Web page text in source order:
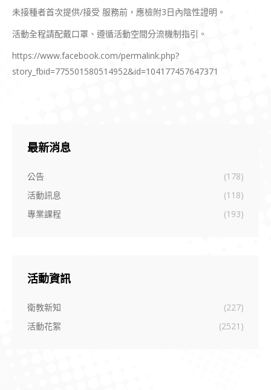
未接種者首次提供/接受 服務前，應檢附3日內陰性證明。
活動全程請配戴口罩、遵循活動空間分流機制指引。
https://www.facebook.com/permalink.php?
story_fbid=775501580514952&id=104177457647371
最新消息
公告
(178)
活動訊息
(118)
專業課程
(193)
活動資訊
衛教新知
(227)
活動花絮
(2521)